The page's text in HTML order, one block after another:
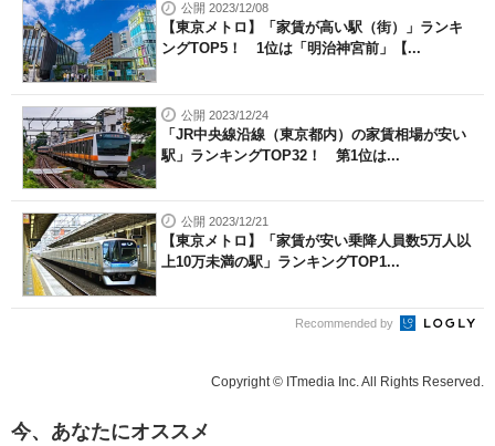
公開 2023/12/08
【東京メトロ】「家賃が高い駅（街）」ランキ
ングTOP5！ 1位は「明治神宮前」【...
公開 2023/12/24
「JR中央線沿線（東京都内）の家賃相場が安い
駅」ランキングTOP32！ 第1位は...
公開 2023/12/21
【東京メトロ】「家賃が安い乗降人員数5万人以
上10万未満の駅」ランキングTOP1...
Recommended by
Copyright © ITmedia Inc. All Rights Reserved.
今、あなたにオススメ